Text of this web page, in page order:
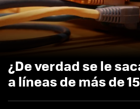
¿De verdad se le
a líneas de más de